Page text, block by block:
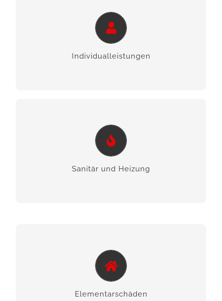
Individualleistungen
Wir sind Ihr kompetenter Partner für Haustechnik
in Oberwart und das Burgenland – für den
privaten als auch gewerblichen Bereich.
Sanitär und Heizung
Wir bieten Ihnen zuverlässige Soforthilfe bei dem
Thema Sanitär und Heizung. Sprechen Sie uns
an.
Elementar­schäden
Elementarschäden
Wir unterstützen Sie bei Überschwemmungen